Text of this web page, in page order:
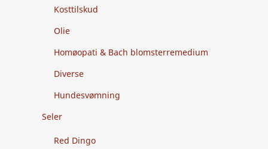
Kosttilskud
Olie
Homøopati & Bach blomsterremedium
Diverse
Hundesvømning
Seler
Red Dingo